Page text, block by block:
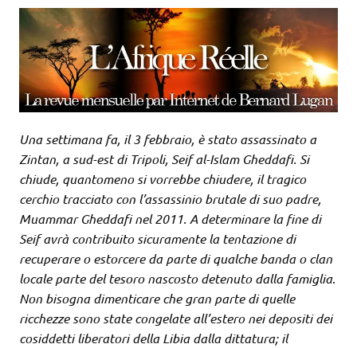
Una settimana fa, il 3 febbraio, è stato assassinato a
Zintan, a sud-est di Tripoli, Seif al-Islam Gheddafi. Si
chiude, quantomeno si vorrebbe chiudere, il tragico
cerchio tracciato con l’assassinio brutale di suo padre,
Muammar Gheddafi nel 2011. A determinare la fine di
Seif avrà contribuito sicuramente la tentazione di
recuperare o estorcere da parte di qualche banda o clan
locale parte del tesoro nascosto detenuto dalla famiglia.
Non bisogna dimenticare che gran parte di quelle
ricchezze sono state congelate all’estero nei depositi dei
cosiddetti liberatori della Libia dalla dittatura; il